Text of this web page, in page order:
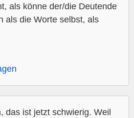
als könne der/die Deutende
als die Worte selbst, als
das ist jetzt schwierig. Weil